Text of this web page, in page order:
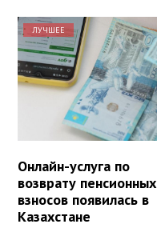
ЛУЧШЕЕ
Онлайн-услуга по
возврату пенсионных
взносов появилась в
Казахстане